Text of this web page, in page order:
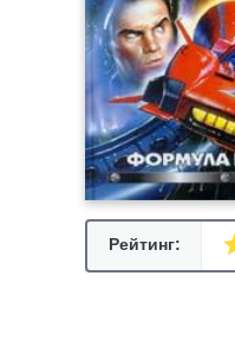
Рейтинг: